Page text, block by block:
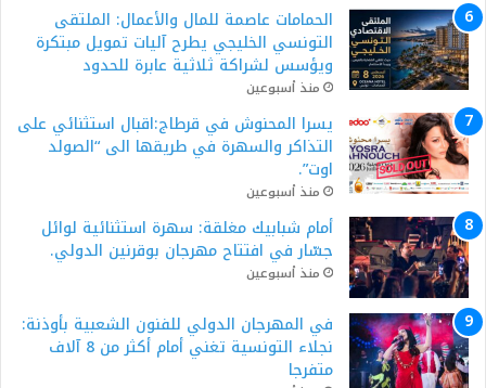
الحمامات عاصمة للمال والأعمال: الملتقى
التونسي الخليجي يطرح آليات تمويل مبتكرة
ويؤسس لشراكة ثلاثية عابرة للحدود
منذ أسبوعين
يسرا المحنوش في قرطاج:اقبال استثنائي على
التذاكر والسهرة في طريقها الى “الصولد
اوت”.
منذ أسبوعين
أمام شبابيك مغلقة: سهرة استثنائية لوائل
جسّار في افتتاح مهرجان بوقرنين الدولي.
منذ أسبوعين
في المهرجان الدولي للفنون الشعبية بأوذنة:
نجلاء التونسية تغني أمام أكثر من 8 آلاف
متفرجا